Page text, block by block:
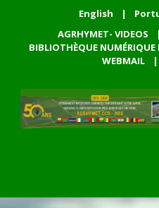
English |
AGRHYMET- VIDEOS
|
BIBLIOTHÈQUE NUMÉRIQUE
WEBMAIL
|